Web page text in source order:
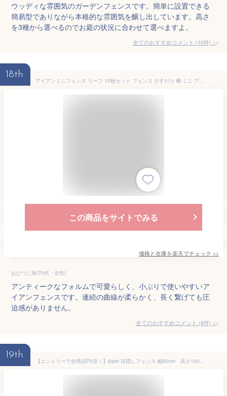
ウッディな雰囲気のガーデンフェンスです。簡単に設置できる
簡易型でありながら本格的な雰囲気を醸し出しています。高さ
を3種から選べるのでお庭の状況に合わせて選べますよ。
全てのおすすめコメント (10件) >
18th
アイアンミニフェンス リーフ 10枚セット フェンス さすだけ 柵 ミニ アイアン アイアンフェンス ガーデンフェンス ガーデニング 園芸 花壇 スティックフェンス 仕切り おしゃれ 屋外 アンティーク 庭 ガーデン エクステリア ss-ipn-7238tg-10p
この商品をサイトでみる
価格と在庫を楽天でチェック >>
おひつじ座(70代・女性)
アンティークなフォルムで可愛らしく、小ぶりで使いやすいア
イアンフェンスです。連続の曲線が柔らかく、長く繋げても圧
迫感がありません。
全てのおすすめコメント (6件) >
19th
【エントリーで全商品P5倍！】daim 目隠しフェンス 幅90cm 高さ120cm 150cm 180cm ブラウン diy 隣家 境界 フェンス 目隠し 縦型 プランター 庭 仕切り ガーデニングフェンス 花壇 庭造り シンプル おしゃれ 囲い